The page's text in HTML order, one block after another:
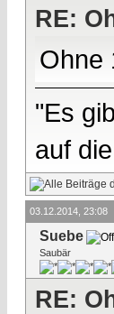
RE:
Ohne
"Es
auf
03.12.2014, 23:08
Suebe
Saubär
RE: